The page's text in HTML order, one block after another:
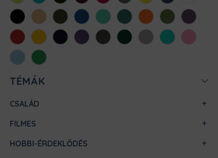
FeketeHomokKhaki KirálykékMentaMéregzöld
NarancsOliva Padlizsán
Piros SárgaSötétkékSötétlilaSötétszürke
SötétzöldSportszürke
Türkiz
Világos
rózsaszín
Világoskék
Zöld
TÉMÁK
CSALÁD
FILMES
HOBBI-ÉRDEKLŐDÉS